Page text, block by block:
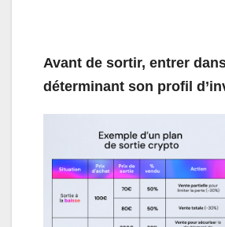
Avant de sortir, entrer
déterminant son profil